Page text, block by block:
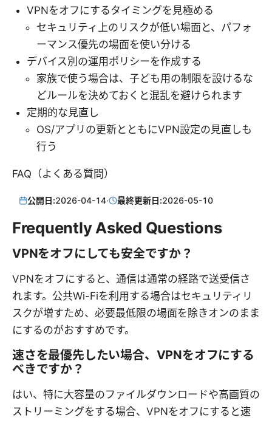
VPNをオフにするタイミングを見極める
セキュリティ上のリスクが低い場面と、パフォ
ーマンス優先の場面を使い分ける
デバイス別の運用ポリシーを作成する
家族で使う場合は、子ども用の制限を設けるな
どルールを決めておくと混乱を避けられます
定期的な見直し
OS/アプリの更新とともにVPN設定の見直しも
行う
FAQ（よくある質問）
公開日:2026-04-14· 最終更新日:2026-05-10
Frequently Asked Questions
VPNをオフにしても安全ですか？
VPNをオフにすると、通信は通常の経路で送受信さ
れます。公共Wi-Fiを利用する場合はセキュリティリ
スクが増すため、必要最低限の場面を除きオンのまま
にするのがおすすめです。
速さを最優先したい場合、VPNをオフにする
べきですか？
はい、特に大容量のファイルダウンロードや高画質の
ストリーミングをする場合、VPNをオフにすると速